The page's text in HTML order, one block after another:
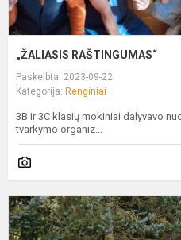
„ŽALIASIS RAŠTINGUMAS“
Paskelbta: 2023-09-22
Kategorija: Renginiai
3B ir 3C klasių mokiniai dalyvavo
tvarkymo organiz...